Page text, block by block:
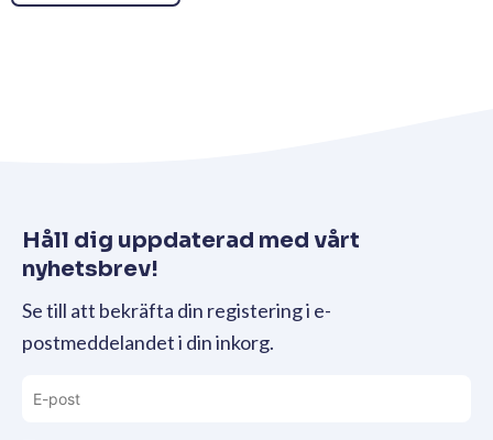
Håll dig uppdaterad med vårt
nyhetsbrev!
Se till att bekräfta din registering i e-
postmeddelandet i din inkorg.